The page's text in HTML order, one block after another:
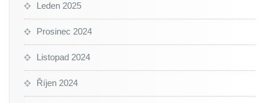
Leden 2025
Prosinec 2024
Listopad 2024
Říjen 2024